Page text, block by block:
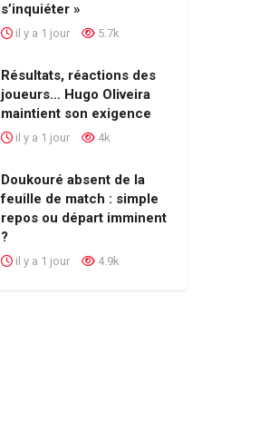
s’inquiéter »
il y a 1 jour 5.7k
Résultats, réactions des
joueurs… Hugo Oliveira
maintient son exigence
il y a 1 jour 4k
Doukouré absent de la
feuille de match : simple
repos ou départ imminent
?
il y a 1 jour 4.9k